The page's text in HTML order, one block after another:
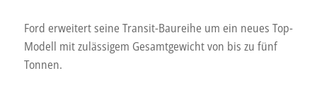
Ford erweitert seine Transit-Baureihe um ein neues Top-
Modell mit zulässigem Gesamtgewicht von bis zu fünf
Tonnen.